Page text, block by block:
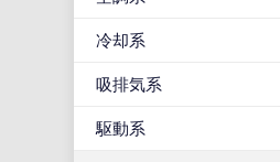
冷却系
吸排気系
駆動系